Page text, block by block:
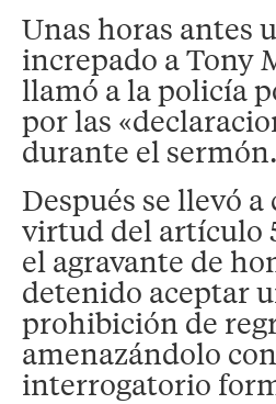
Unas horas antes
increpado a Tony
llamó a la policía
por las
durante el sermón.
Después se llevó
virtud del artículo
el agravante de
detenido aceptar
prohibición de
amenazándolo
interrogatorio